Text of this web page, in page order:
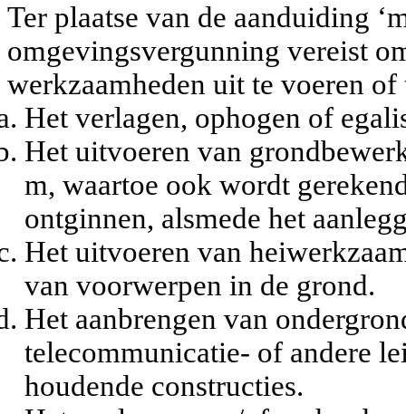
Ter plaatse van de aanduiding
omgevingsvergunning vereist
werkzaamheden uit te voeren
Het verlagen, ophogen of
Het uitvoeren van
m, waartoe ook wordt
ontginnen, alsmede het
Het uitvoeren van
van voorwerpen in de grond.
Het aanbrengen van
telecommunicatie- of andere
houdende constructies.